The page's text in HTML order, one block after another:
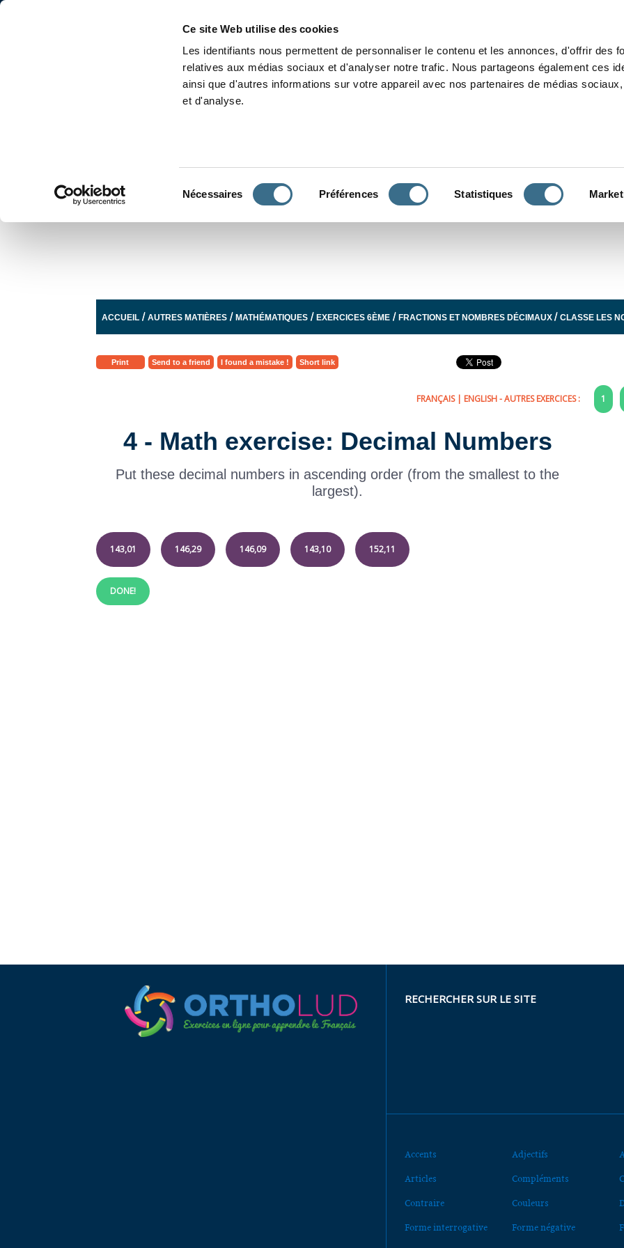
Ce site Web utilise des cookies
Les identifiants nous permettent de personnaliser le contenu et les annonces, d'offrir des
relatives aux médias sociaux et d'analyser notre trafic. Nous partageons également ces
ainsi que d'autres informations sur votre appareil avec nos partenaires de médias
et d'analyse.
Nécessaires Préférences Statistiques
ACCUEIL /AUTRES MATIÈRES /MATHÉMATIQUES /EXERCICES 6ÈME /FRACTIONS ET NOMBRES DÉCIMAUX/CLASSE LES
DÉCIMAUX
Print Send to a friend I found a mistake ! Short link
FRANÇAIS| ENGLISH- AUTRES EXERCICES : 1
4 - Math exercise: Decimal Numbers
Put these decimal numbers in ascending order (from the smallest to the
largest).
143,01 146,29 146,09 143,10 152,11
DONE!
RECHERCHER SUR LE SITE
Accents Adjectifs
Articles Compléments
Contraire Couleurs
Forme interrogative Forme négative